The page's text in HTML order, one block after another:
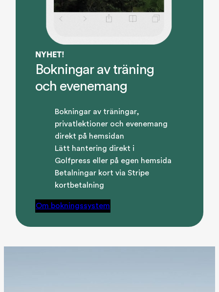
NYHET!
Bokningar av träning
och evenemang
Bokningar av träningar,
privatlektioner och evenemang
direkt på hemsidan
Lätt hantering direkt i
Golfpress eller på egen hemsida
Betalningar kort via Stripe
kortbetalning
Om bokningssystem